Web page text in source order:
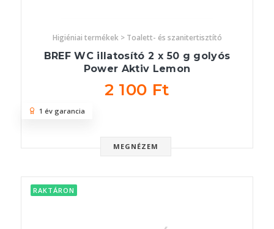
Higiéniai termékek > Toalett- és szanitertisztító
BREF WC illatosító 2 x 50 g golyós
Power Aktiv Lemon
2 100 Ft
MEGNÉZEM
1 év garancia
RAKTÁRON